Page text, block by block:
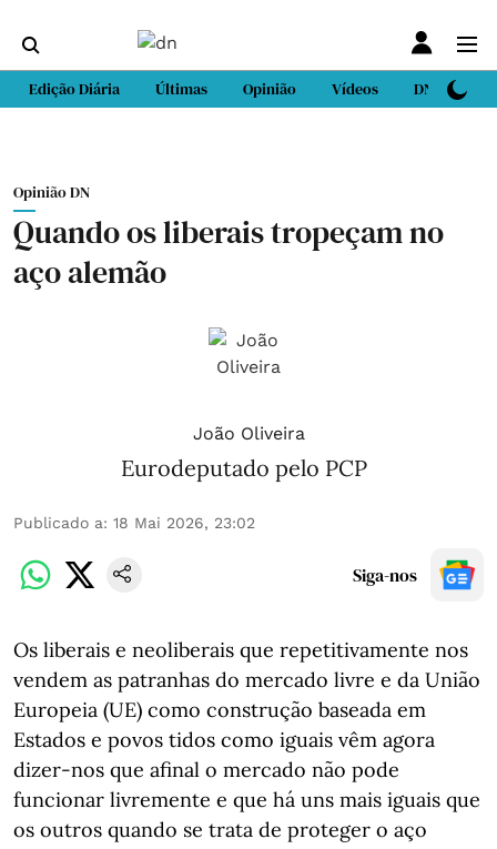
Edição Diária Últimas Opinião Vídeos DN Sport
Opinião DN
Quando os liberais tropeçam no
aço alemão
João Oliveira
Eurodeputado pelo PCP
Publicado a: 18 Mai 2026, 23:02
Siga-nos
Os liberais e neoliberais que repetitivamente nos
vendem as patranhas do mercado livre e da União
Europeia (UE) como construção baseada em
Estados e povos tidos como iguais vêm agora
dizer-nos que afinal o mercado não pode
funcionar livremente e que há uns mais iguais que
os outros quando se trata de proteger o aço